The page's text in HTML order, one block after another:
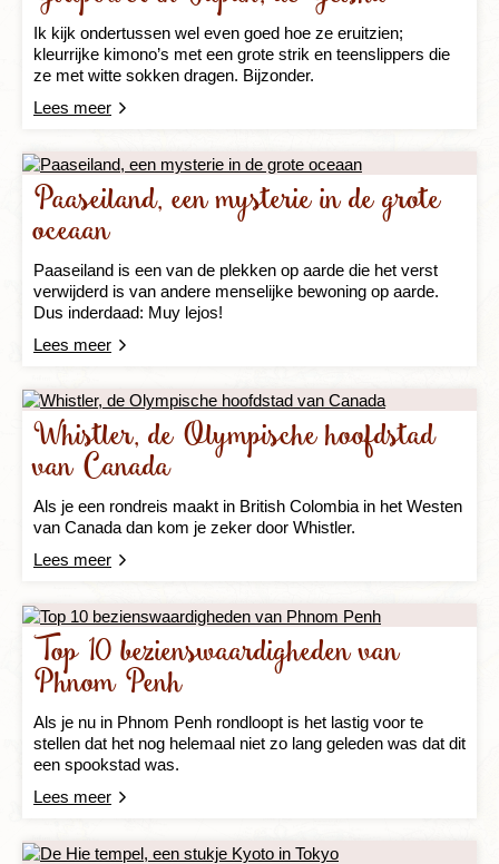
Ik kijk ondertussen wel even goed hoe ze eruitzien;
kleurrijke kimono’s met een grote strik en teenslippers die
ze met witte sokken dragen. Bijzonder.
Lees meer
Paaseiland, een mysterie in de grote
oceaan
Paaseiland is een van de plekken op aarde die het verst
verwijderd is van andere menselijke bewoning op aarde.
Dus inderdaad: Muy lejos!
Lees meer
Whistler, de Olympische hoofdstad
van Canada
Als je een rondreis maakt in British Colombia in het Westen
van Canada dan kom je zeker door Whistler.
Lees meer
Top 10 bezienswaardigheden van
Phnom Penh
Als je nu in Phnom Penh rondloopt is het lastig voor te
stellen dat het nog helemaal niet zo lang geleden was dat dit
een spookstad was.
Lees meer